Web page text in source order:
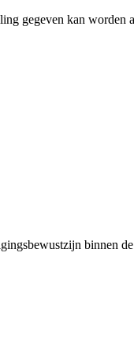
gegeven kan worden
binnen